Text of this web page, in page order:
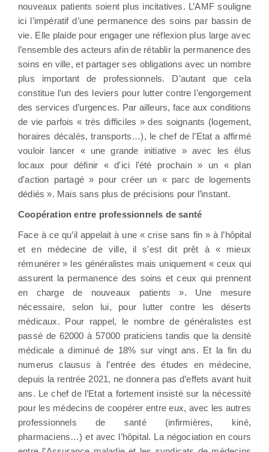
nouveaux patients soient plus incitatives. L’AMF souligne
ici l’impératif d’une permanence des soins par bassin de
vie. Elle plaide pour engager une réflexion plus large avec
l’ensemble des acteurs afin de rétablir la permanence des
soins en ville, et partager ses obligations avec un nombre
plus important de professionnels. D’autant que cela
constitue l’un des leviers pour lutter contre l’engorgement
des services d’urgences. Par ailleurs, face aux conditions
de vie parfois « très difficiles » des soignants (logement,
horaires décalés, transports…), le chef de l’Etat a affirmé
vouloir lancer « une grande initiative » avec les élus
locaux pour définir « d'ici l'été prochain » un « plan
d'action partagé » pour créer un « parc de logements
dédiés ». Mais sans plus de précisions pour l’instant.
Coopération entre professionnels de santé
Face à ce qu’il appelait à une « crise sans fin » à l’hôpital
et en médecine de ville, il s’est dit prêt à « mieux
rémunérer » les généralistes mais uniquement « ceux qui
assurent la permanence des soins et ceux qui prennent
en charge de nouveaux patients ». Une mesure
nécessaire, selon lui, pour lutter contre les déserts
médicaux. Pour rappel, le nombre de généralistes est
passé de 62000 à 57000 praticiens tandis que la densité
médicale a diminué de 18% sur vingt ans. Et la fin du
numerus clausus à l’entrée des études en médecine,
depuis la rentrée 2021, ne donnera pas d’effets avant huit
ans. Le chef de l’Etat a fortement insisté sur la nécessité
pour les médecins de coopérer entre eux, avec les autres
professionnels de santé (infirmières, kiné,
pharmaciens…) et avec l’hôpital. La négociation en cours